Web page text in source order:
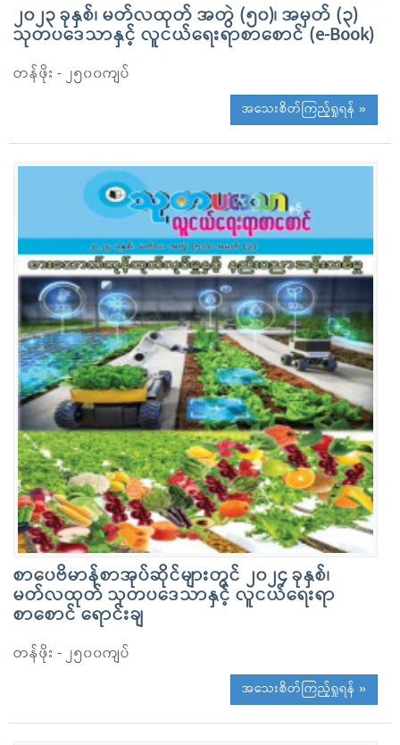
၂၀၂၃ ခုနှစ်၊ မတ်လထုတ် အတွဲ (၅၀)၊ အမှတ် (၃)
သုတပဒေသာနှင့် လူငယ်ရေးရာစာစောင် (e-Book)
တန်ဖိုး - ၂၅၀၀ကျပ်
အသေးစိတ်ကြည့်ရှုရန် »
စာပေဗိမာန်စာအုပ်ဆိုင်များတွင် ၂၀၂၄ ခုနှစ်၊
မတ်လထုတ် သုတပဒေသာနှင့် လူငယ်ရေးရာ
စာစောင် ရောင်းချ
တန်ဖိုး - ၂၅၀၀ကျပ်
အသေးစိတ်ကြည့်ရှုရန် »